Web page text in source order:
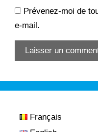
Prévenez-moi de
e-mail.
Français